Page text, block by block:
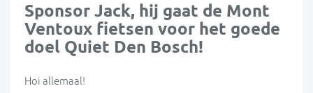
Sponsor Jack, hij gaat de Mont
Ventoux fietsen voor het goede
doel Quiet Den Bosch!
Hoi allemaal!